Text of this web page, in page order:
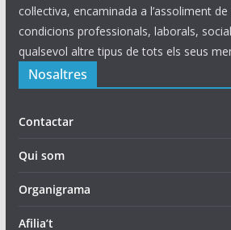
col·lectiva, encaminada a l’assoliment
condicions professionals, laborals,
qualsevol altre tipus de tots els seus
Nosaltres
Contactar
Qui som
Organigrama
Afilia’t